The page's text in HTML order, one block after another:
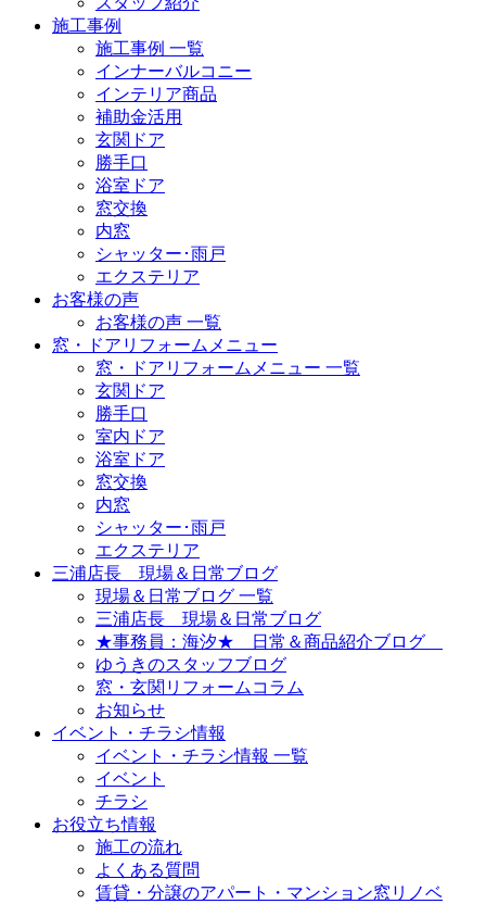
施工事例
施工事例 一覧
インナーバルコニー
インテリア商品
補助金活用
玄関ドア
勝手口
浴室ドア
窓交換
内窓
シャッター･雨戸
エクステリア
お客様の声
お客様の声 一覧
窓・ドアリフォームメニュー
窓・ドアリフォームメニュー 一覧
玄関ドア
勝手口
室内ドア
浴室ドア
窓交換
内窓
シャッター･雨戸
エクステリア
三浦店長 現場＆日常ブログ
現場＆日常ブログ 一覧
三浦店長 現場＆日常ブログ
★事務員：海汐★ 日常＆商品紹介ブログ
ゆうきのスタッフブログ
窓・玄関リフォームコラム
お知らせ
イベント・チラシ情報
イベント・チラシ情報 一覧
イベント
チラシ
お役立ち情報
施工の流れ
よくある質問
賃貸・分譲のアパート・マンション窓リノベ